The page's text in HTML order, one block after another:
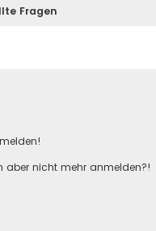
Fragen
aber nicht mehr anmelden?!